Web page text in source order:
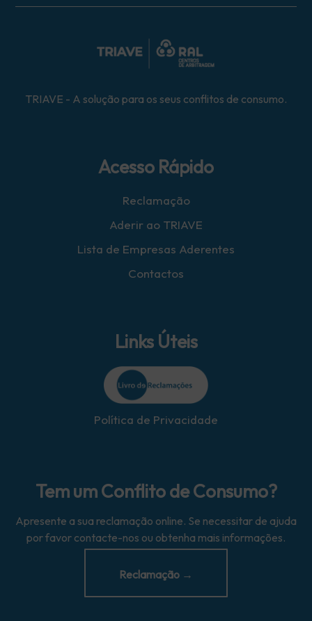
TRIAVE - A solução para os seus conflitos de consumo.
Acesso Rápido
Reclamação
Aderir ao TRIAVE
Lista de Empresas Aderentes
Contactos
Links Úteis
Política de Privacidade
Tem um Conflito de Consumo?
Apresente a sua reclamação online. Se necessitar de ajuda
por favor contacte-nos ou obtenha mais informações.
Reclamação →